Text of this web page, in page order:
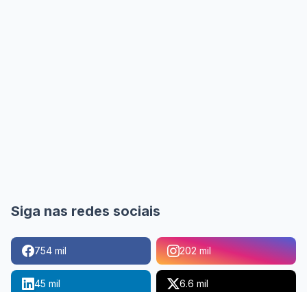
Siga nas redes sociais
754 mil 202 mil
45 mil 6.6 mil